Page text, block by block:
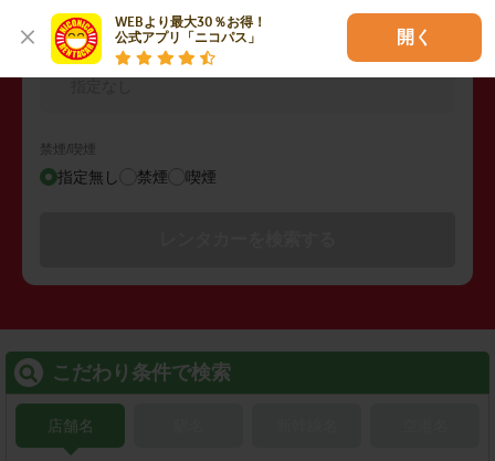
WEBより最大30％お得！
公式アプリ「ニコパス」
開く
その他の検索条件
禁煙/喫煙
指定無し 禁煙 喫煙
こだわり条件で検索
店舗名